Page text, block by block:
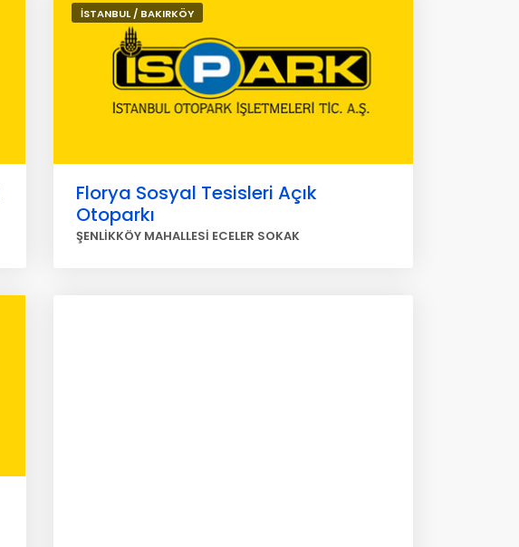
İSTANBUL / BAKIRKÖY
Florya Sosyal Tesisleri Açık
Otoparkı
ŞENLİKKÖY MAHALLESİ ECELER SOKAK